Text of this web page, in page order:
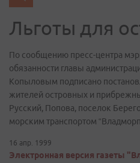
Льготы для
По сообщению пресс-центра
обязанности главы
Копыловым подписано
жителей островных и
Русский, Попова, поселок
морским транспортом
16 апр. 1999
Электронная версия газеты